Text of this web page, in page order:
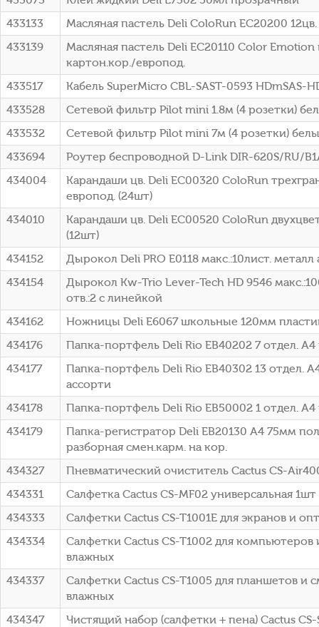
433133
Масляная пастель Deli ColoRun EC20200
433139
Масляная пастель Deli EC20110 Color
картон.кор./европод.
433517
Кабель SuperMicro CBL-SAST-0593 HDmSAS-
433528
Сетевой фильтр Pilot mini 1.8м (4 розетки)
433532
Сетевой фильтр Pilot mini 7м (4 розетки)
433694
Роутер беспроводной D-Link DIR-620S/RU/
434004
Карандаши цв. Deli EC00320 ColoRun
европод. (24шт)
434010
Карандаши цв. Deli EC00520 ColoRun
(12шт)
434152
Дырокол Deli PRO E0118 макс.:10лист.
434154
Дырокол Kw-Trio Lever-Tech HD 9546
отв.:2 с линейкой
434162
Ножницы Deli E6067 школьные 120мм
434176
Папка-портфель Deli Rio EB40202 7 отдел.
434177
Папка-портфель Deli Rio EB40302 13 отдел.
ассорти
434178
Папка-портфель Deli Rio EB50002 1 отдел.
434179
Папка-регистратор Deli EB20130 A4 75мм
разборная смен.карм. на кор.
434327
Пневматический очиститель Cactus CS-
434331
Салфетка Cactus CS-MF02 универсальная
434333
Салфетки Cactus CS-T1001E для экранов и
434334
Салфетки Cactus CS-T1002 для компьютеров
влажных
434337
Салфетки Cactus CS-T1005 для планшетов и
влажных
434347
Чистящий набор (салфетки + пена) Cactus